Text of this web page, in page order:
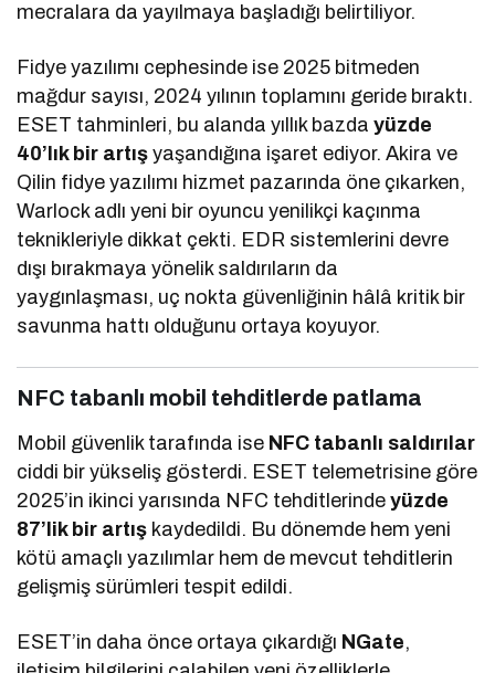
mecralara da yayılmaya başladığı belirtiliyor.
Fidye yazılımı cephesinde ise 2025 bitmeden
mağdur sayısı, 2024 yılının toplamını geride bıraktı.
ESET tahminleri, bu alanda yıllık bazdayüzde
40’lık bir artış yaşandığına işaret ediyor. Akira ve
Qilin fidye yazılımı hizmet pazarında öne çıkarken,
Warlock adlı yeni bir oyuncu yenilikçi kaçınma
teknikleriyle dikkat çekti. EDR sistemlerini devre
dışı bırakmaya yönelik saldırıların da
yaygınlaşması, uç nokta güvenliğinin hâlâ kritik bir
savunma hattı olduğunu ortaya koyuyor.
NFC tabanlı mobil tehditlerde patlama
Mobil güvenlik tarafında ise NFC tabanlı saldırılar
ciddi bir yükseliş gösterdi. ESET telemetrisine göre
2025’in ikinci yarısında NFC tehditlerindeyüzde
87’lik bir artış kaydedildi. Bu dönemde hem yeni
kötü amaçlı yazılımlar hem de mevcut tehditlerin
gelişmiş sürümleri tespit edildi.
ESET’in daha önce ortaya çıkardığı NGate,